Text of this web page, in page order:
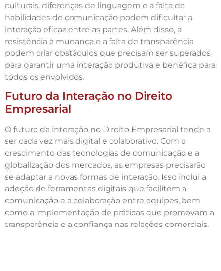
culturais, diferenças de linguagem e a falta de
habilidades de comunicação podem dificultar a
interação eficaz entre as partes. Além disso, a
resistência à mudança e a falta de transparência
podem criar obstáculos que precisam ser superados
para garantir uma interação produtiva e benéfica para
todos os envolvidos.
Futuro da Interação no Direito
Empresarial
O futuro da interação no Direito Empresarial tende a
ser cada vez mais digital e colaborativo. Com o
crescimento das tecnologias de comunicação e a
globalização dos mercados, as empresas precisarão
se adaptar a novas formas de interação. Isso inclui a
adoção de ferramentas digitais que facilitem a
comunicação e a colaboração entre equipes, bem
como a implementação de práticas que promovam a
transparência e a confiança nas relações comerciais.